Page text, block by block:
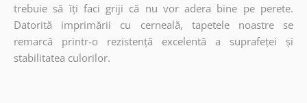
trebuie să îți faci griji că nu vor adera bine pe perete.
Datorită imprimării cu cerneală, tapetele noastre se
remarcă printr-o rezistență excelentă a suprafeței și
stabilitatea culorilor.